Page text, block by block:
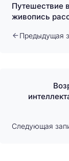
Путешествие
живопись
Предыдущая
Следующая